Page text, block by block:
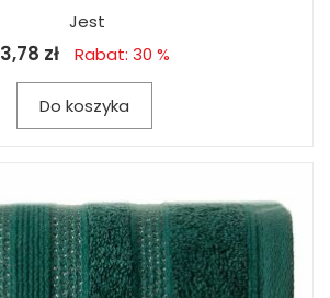
Jest
3,78 zł Rabat: 30 %
Do koszyka